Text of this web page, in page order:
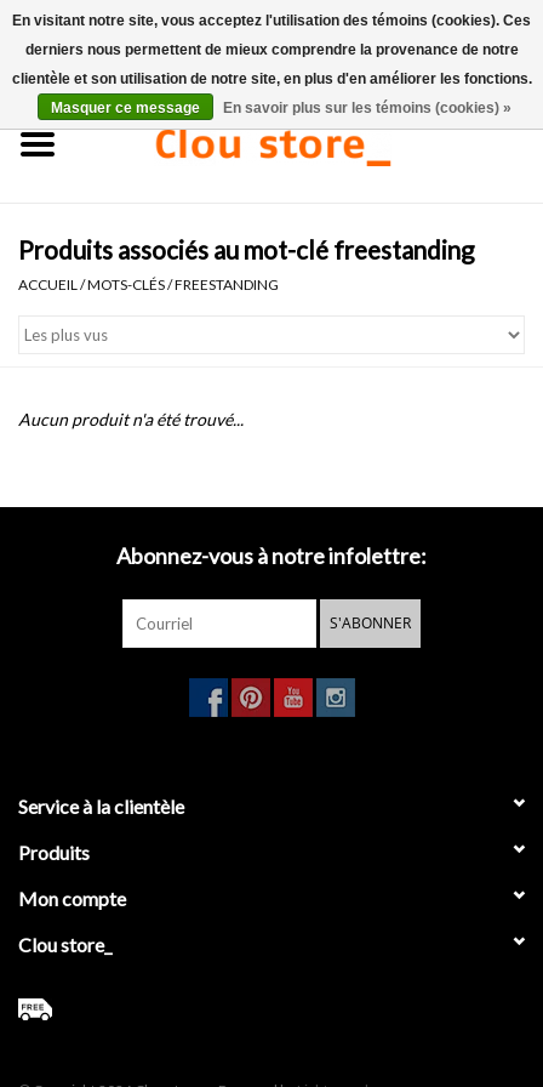
Accueil
Ensembles de lave-mains
Marques
Produits associés au mot-clé freestanding
ACCUEIL /MOTS-CLÉS/FREESTANDING
Aucun produit n'a été trouvé...
Abonnez-vous à notre infolettre:
S'ABONNER
Service à la clientèle
Produits
Mon compte
Clou store_
En visitant notre site, vous acceptez l'utilisation des témoins (cookies). Ces
derniers nous permettent de mieux comprendre la provenance de notre
clientèle et son utilisation de notre site, en plus d'en améliorer les fonctions.
Masquer ce message
En savoir plus sur les témoins (cookies) »